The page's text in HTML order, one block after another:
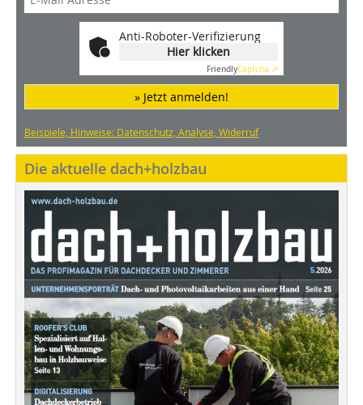
Anti-Roboter-Verifizierung
Hier klicken
FriendlyCaptcha ⇗
» Jetzt anmelden!
Beispiele, Hinweise: Datenschutz, Analyse, Widerruf
Die aktuelle dach+holzbau